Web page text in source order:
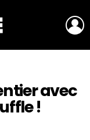
avec
!